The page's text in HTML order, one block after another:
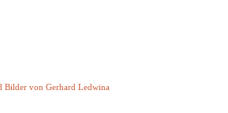
Bilder von Gerhard Ledwina